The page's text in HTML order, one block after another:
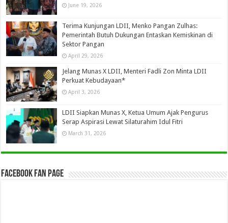
June 19, 2026
Terima Kunjungan LDII, Menko Pangan Zulhas:
Pemerintah Butuh Dukungan Entaskan Kemiskinan di
Sektor Pangan
April 29, 2026
Jelang Munas X LDII, Menteri Fadli Zon Minta LDII
Perkuat Kebudayaan*
April 3, 2026
LDII Siapkan Munas X, Ketua Umum Ajak Pengurus
Serap Aspirasi Lewat Silaturahim Idul Fitri
March 31, 2026
Facebook Fan Page